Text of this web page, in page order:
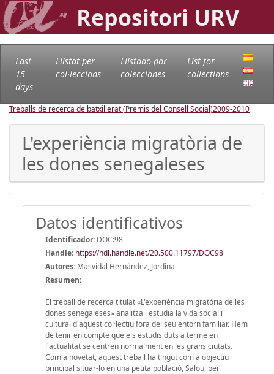
Repositori URV
Last
15
days
Llistat per
col·leccions
Llistado por
colecciones
List for
collections
Treballs de recerca de batxillerat (Premis del Consell Social)2009-2010
L'experiència migratòria de
les dones senegaleses
Datos identificativos
Identificador: DOC:98
Handle: https://hdl.handle.net/20.500.11797/DOC98
Autores: Masvidal Hernàndez, Jordina
Resumen:
El treball de recerca titulat «L'experiència migratòria de les
dones senegaleses» analitza i estudia la vida social i
cultural d'aquest col·lectiu fora del seu entorn familiar. Hem
de tenir en compte que els estudis duts a terme en
l'actualitat se centren normalment en les grans ciutats.
Com a novetat, aquest treball ha tingut com a objectiu
principal situar-lo en una petita població, Salou, per